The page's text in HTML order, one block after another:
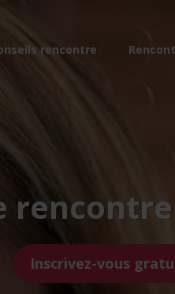
rencontre
Inscrivez-vous